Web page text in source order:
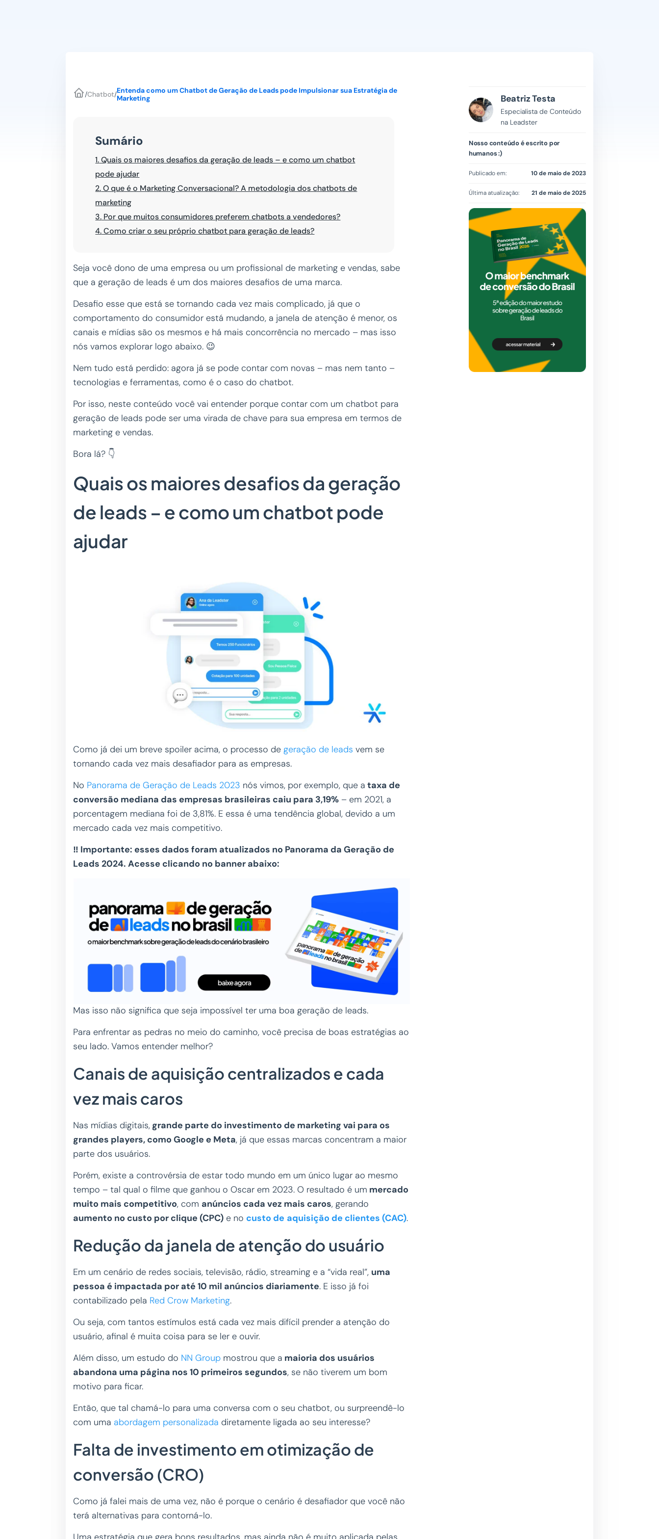
/Chatbot/Entenda como um Chatbot de Geração de Leads pode Impulsionar sua Estratégia de
Marketing
Sumário
1.Quais os maiores desafios da geração de leads – e como um chatbot
pode ajudar
2.O que é o Marketing Conversacional? A metodologia dos chatbots de
marketing
3. Por que muitos consumidores preferem chatbots a vendedores?
4.Como criar o seu próprio chatbot para geração de leads?
Seja você dono de uma empresa ou um profissional de marketing e vendas, sabe
que a geração de leads é um dos maiores desafios de uma marca.
Desafio esse que está se tornando cada vez mais complicado, já que o
comportamento do consumidor está mudando, a janela de atenção é menor, os
canais e mídias são os mesmos e há mais concorrência no mercado – mas isso
nós vamos explorar logo abaixo. 😉
Nem tudo está perdido: agora já se pode contar com novas – mas nem tanto –
tecnologias e ferramentas, como é o caso do chatbot.
Por isso, neste conteúdo você vai entender porque contar com um chatbot para
geração de leads pode ser uma virada de chave para sua empresa em termos de
marketing e vendas.
Bora lá? 👇
Quais os maiores desafios da geração
de leads – e como um chatbot pode
ajudar
Como já dei um breve spoiler acima, o processo degeração de leads vem se
tornando cada vez mais desafiador para as empresas.
No Panorama de Geração de Leads 2023 nós vimos, por exemplo, que a taxa de
conversão mediana das empresas brasileiras caiu para 3,19% – em 2021, a
porcentagem mediana foi de 3,81%. E essa é uma tendência global, devido a um
mercado cada vez mais competitivo.
‼️ Importante: esses dados foram atualizados no Panorama da Geração de
Leads 2024. Acesse clicando no banner abaixo:
Mas isso não significa que seja impossível ter uma boa geração de leads.
Para enfrentar as pedras no meio do caminho, você precisa de boas estratégias ao
seu lado. Vamos entender melhor?
Canais de aquisição centralizados e cada
vez mais caros
Nas mídias digitais, grande parte do investimento de marketing vai para os
grandes players, como Google e Meta, já que essas marcas concentram a maior
parte dos usuários.
Porém, existe a controvérsia de estar todo mundo em um único lugar ao mesmo
tempo – tal qual o filme que ganhou o Oscar em 2023. O resultado é um mercado
muito mais competitivo, com anúncios cada vez mais caros, gerando
aumento no custo por clique (CPC) e no custo de aquisição de clientes (CAC).
Redução da janela de atenção do usuário
Em um cenário de redes sociais, televisão, rádio, streaming e a “vida real”, uma
pessoa é impactada por até 10 mil anúncios diariamente. E isso já foi
contabilizado pela Red Crow Marketing.
Ou seja, com tantos estímulos está cada vez mais difícil prender a atenção do
usuário, afinal é muita coisa para se ler e ouvir.
Além disso, um estudo do NN Group mostrou que a maioria dos usuários
abandona uma página nos 10 primeiros segundos, se não tiverem um bom
motivo para ficar.
Então, que tal chamá-lo para uma conversa com o seu chatbot, ou surpreendê-lo
com uma abordagem personalizada diretamente ligada ao seu interesse?
Falta de investimento em otimização de
conversão (CRO)
Como já falei mais de uma vez, não é porque o cenário é desafiador que você não
terá alternativas para contorná-lo.
Beatriz Testa
Especialista de Conteúdo
na Leadster
Nosso conteúdo é escrito por
humanos :)
Publicado em: 10 de maio de 2023
Última atualização: 21 de maio de 2025